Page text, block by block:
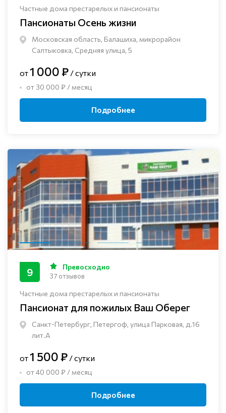
Частные дома престарелых и пансионаты
Пансионаты Осень жизни
Московская область, Балашиха, микрорайон
Салтыковка, Средняя улица, 5
от1 000 ₽ / сутки
от 30 000 ₽ / месяц
Подробнее
Частные дома престарелых и пансионаты
Пансионат для пожилых Ваш Оберег
Санкт-Петербург, Петергоф, улица Парковая, д.16
лит.А
9 Превосходно
37 отзывов
от1 500 ₽ / сутки
от 40 000 ₽ / месяц
Подробнее